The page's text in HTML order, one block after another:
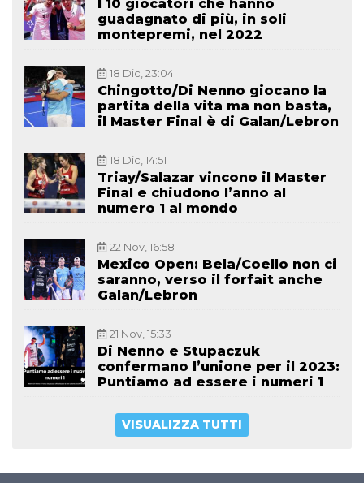
I 10 giocatori che hanno
guadagnato di più, in soli
montepremi, nel 2022
18 Dic, 23:04
Chingotto/Di Nenno giocano la
partita della vita ma non basta,
il Master Final è di Galan/Lebron
18 Dic, 14:51
Triay/Salazar vincono il Master
Final e chiudono l’anno al
numero 1 al mondo
22 Nov, 16:58
Mexico Open: Bela/Coello non ci
saranno, verso il forfait anche
Galan/Lebron
21 Nov, 15:33
Di Nenno e Stupaczuk
confermano l’unione per il 2023:
Puntiamo ad essere i numeri 1
VISUALIZZA TUTTI